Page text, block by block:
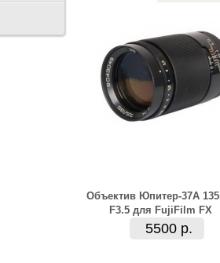
Объектив Юпитер-37А
F3.5 для FujiFilm FX
5500 р.